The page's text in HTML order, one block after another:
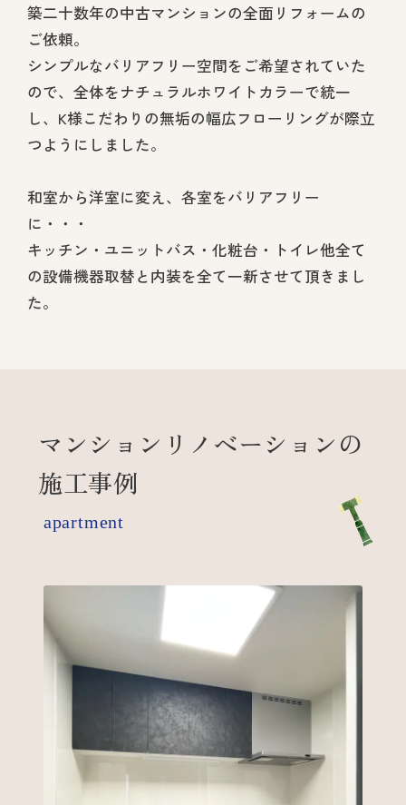
築二十数年の中古マンションの全面リフォームの
ご依頼。
シンプルなバリアフリー空間をご希望されていた
ので、全体をナチュラルホワイトカラーで統一
し、K様こだわりの無垢の幅広フローリングが際立
つようにしました。
和室から洋室に変え、各室をバリアフリー
に・・・
キッチン・ユニットバス・化粧台・トイレ他全て
の設備機器取替と内装を全て一新させて頂きまし
た。
マンションリノベーションの
施工事例
apartment
トイレ
内装 その他